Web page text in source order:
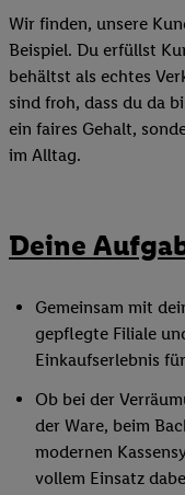
Wir finden, unsere
Beispiel. Du erfüllst
behältst als echtes
sind froh, dass du da
ein faires Gehalt,
im Alltag.
Deine
Gemeinsam mit
gepflegte Filiale
Einkaufserlebnis
Ob bei der
der Ware, beim
modernen
vollem Einsatz